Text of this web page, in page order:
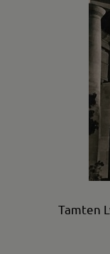
Tamten